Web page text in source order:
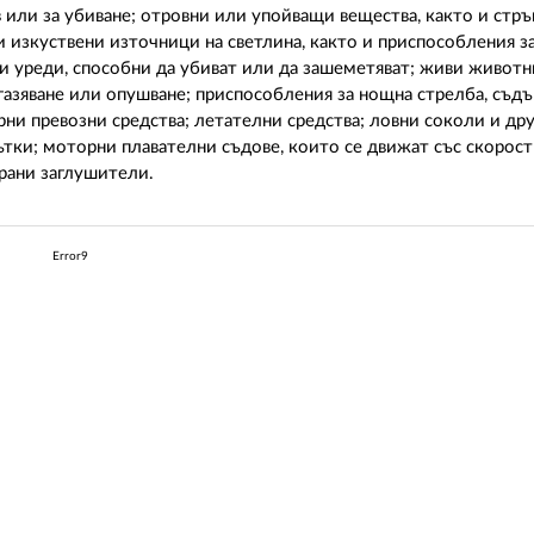
за убиване; отровни или упойващи вещества, както и
източници на светлина, както и приспособления
уреди, способни да убиват или да зашеметяват; живи
или опушване; приспособления за нощна стрелба,
превозни средства; летателни средства; ловни соколи и
моторни плавателни съдове, които се движат със
заглушители.
Error9